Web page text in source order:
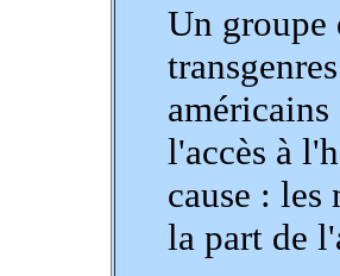
Un groupe
l'accès à
cause : les
la part de